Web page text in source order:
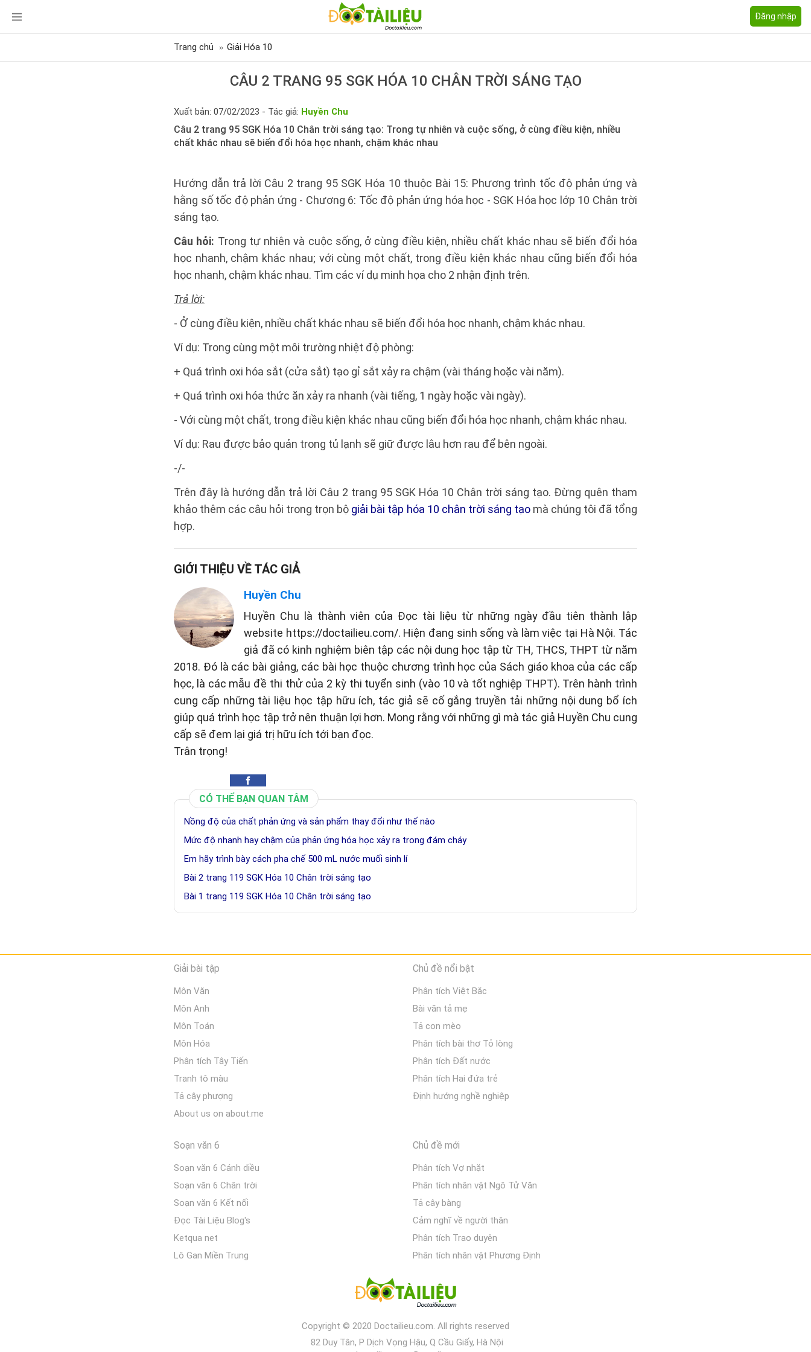
Đăng nhập
Trang chủ Giải Hóa 10
CÂU 2 TRANG 95 SGK HÓA 10 CHÂN TRỜI SÁNG TẠO
Xuất bản: 07/02/2023 - Tác giả: Huyền Chu
Câu 2 trang 95 SGK Hóa 10 Chân trời sáng tạo: Trong tự nhiên và cuộc sống, ở cùng điều kiện, nhiều
chất khác nhau sẽ biến đổi hóa học nhanh, chậm khác nhau
Hướng dẫn trả lời Câu 2 trang 95 SGK Hóa 10 thuộc Bài 15: Phương trình tốc độ phản ứng và
hằng số tốc độ phản ứng - Chương 6: Tốc độ phản ứng hóa học - SGK Hóa học lớp 10 Chân trời
sáng tạo.
Câu hỏi: Trong tự nhiên và cuộc sống, ở cùng điều kiện, nhiều chất khác nhau sẽ biến đổi hóa
học nhanh, chậm khác nhau; với cùng một chất, trong điều kiện khác nhau cũng biến đổi hóa
học nhanh, chậm khác nhau. Tìm các ví dụ minh họa cho 2 nhận định trên.
Trả lời:
- Ở cùng điều kiện, nhiều chất khác nhau sẽ biến đổi hóa học nhanh, chậm khác nhau.
Ví dụ: Trong cùng một môi trường nhiệt độ phòng:
+ Quá trình oxi hóa sắt (cửa sắt) tạo gỉ sắt xảy ra chậm (vài tháng hoặc vài năm).
+ Quá trình oxi hóa thức ăn xảy ra nhanh (vài tiếng, 1 ngày hoặc vài ngày).
- Với cùng một chất, trong điều kiện khác nhau cũng biến đổi hóa học nhanh, chậm khác nhau.
Ví dụ: Rau được bảo quản trong tủ lạnh sẽ giữ được lâu hơn rau để bên ngoài.
-/-
Trên đây là hướng dẫn trả lời Câu 2 trang 95 SGK Hóa 10 Chân trời sáng tạo. Đừng quên tham
khảo thêm các câu hỏi trong trọn bộ giải bài tập hóa 10 chân trời sáng tạomà chúng tôi đã tổng
hợp.
GIỚI THIỆU VỀ TÁC GIẢ
Huyền Chu
Huyền Chu là thành viên của Đọc tài liệu từ những ngày đầu tiên thành lập
website https://doctailieu.com/. Hiện đang sinh sống và làm việc tại Hà Nội. Tác
giả đã có kinh nghiệm biên tập các nội dung học tập từ TH, THCS, THPT từ năm
2018. Đó là các bài giảng, các bài học thuộc chương trình học của Sách giáo khoa của các cấp
học, là các mẫu đề thi thử của 2 kỳ thi tuyển sinh (vào 10 và tốt nghiệp THPT). Trên hành trình
cung cấp những tài liệu học tập hữu ích, tác giả sẽ cố gắng truyền tải những nội dung bổ ích
giúp quá trình học tập trở nên thuận lợi hơn. Mong rằng với những gì mà tác giả Huyền Chu cung
cấp sẽ đem lại giá trị hữu ích tới bạn đọc.
Trân trọng!
CÓ THỂ BẠN QUAN TÂM
Nồng độ của chất phản ứng và sản phẩm thay đổi như thế nào
Mức độ nhanh hay chậm của phản ứng hóa học xảy ra trong đám cháy
Em hãy trình bày cách pha chế 500 mL nước muối sinh lí
Bài 2 trang 119 SGK Hóa 10 Chân trời sáng tạo
Bài 1 trang 119 SGK Hóa 10 Chân trời sáng tạo
Giải bài tập
Môn Văn
Môn Anh
Môn Toán
Môn Hóa
Phân tích Tây Tiến
Tranh tô màu
Tả cây phượng
About us on about.me
Chủ đề nổi bật
Phân tích Việt Bắc
Bài văn tả mẹ
Tả con mèo
Phân tích bài thơ Tỏ lòng
Phân tích Đất nước
Phân tích Hai đứa trẻ
Định hướng nghề nghiệp
Soạn văn 6
Soạn văn 6 Cánh diều
Soạn văn 6 Chân trời
Soạn văn 6 Kết nối
Đọc Tài Liệu Blog's
Ketqua net
Lô Gan Miền Trung
Chủ đề mới
Phân tích Vợ nhặt
Phân tích nhân vật Ngô Tử Văn
Tả cây bàng
Cảm nghĩ về người thân
Phân tích Trao duyên
Phân tích nhân vật Phương Định
Copyright © 2020 Doctailieu.com. All rights reserved
82 Duy Tân, P Dịch Vọng Hậu, Q Cầu Giấy, Hà Nội